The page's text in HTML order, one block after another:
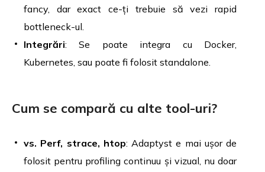
fancy, dar exact ce-ți trebuie să vezi rapid
bottleneck-ul.
Integrări: Se poate integra cu Docker,
Kubernetes, sau poate fi folosit standalone.
Cum se compară cu alte tool-uri?
vs. Perf, strace, htop: Adaptyst e mai ușor de
folosit pentru profiling continuu și vizual, nu doar